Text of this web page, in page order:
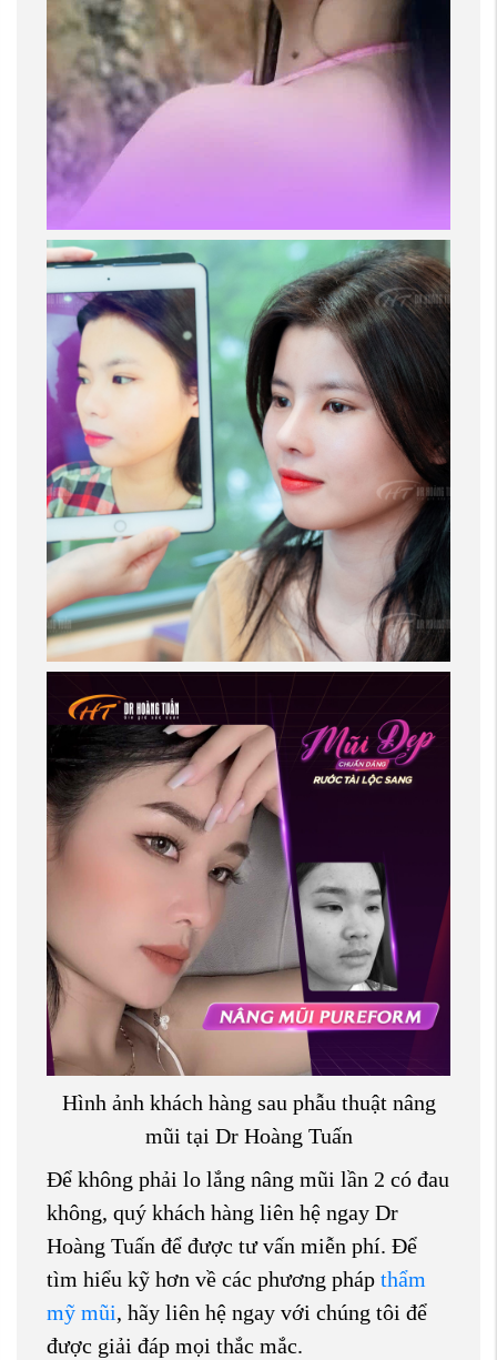
Hình ảnh khách hàng sau phẫu thuật nâng
mũi tại Dr Hoàng Tuấn
Để không phải lo lắng nâng mũi lần 2 có đau
không, quý khách hàng liên hệ ngay Dr
Hoàng Tuấn để được tư vấn miễn phí. Để
tìm hiểu kỹ hơn về các phương pháp thẩm
mỹ mũi, hãy liên hệ ngay với chúng tôi để
được giải đáp mọi thắc mắc.